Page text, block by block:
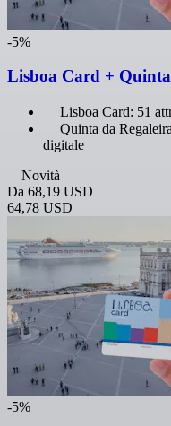
-5%
Lisboa Card +
Lisboa Card: 51
Quinta da
digitale
Novità
Da 68,19 USD
64,78 USD
-5%